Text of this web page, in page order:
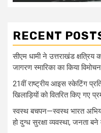
RECENT
सीएम धामी ने उत्तराखंड क्षत्रिय
जागरण स्मारिका का किया विमोचन
21वीं राष्ट्रीय आइस स्केटिंग
खिलाड़ियों को वितरित किए गए
स्वस्थ बचपन—स्वस्थ भारत
हो दुग्ध सुरक्षा व्यवस्था, जनता बने